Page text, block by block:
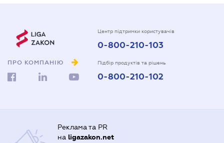
ПРО КОМПАНІЮ
Центр підтримки користувачів
0-800-210-103
Підбір продуктів та рішень
0-800-210-102
Реклама та PR
на ligazakon.net